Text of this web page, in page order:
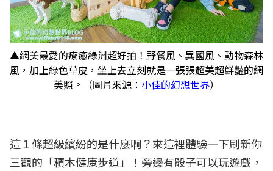
▲網美最愛的療癒綠洲超好拍！野餐風、異國風、動物森林
風，加上綠色草皮，坐上去立刻就是一張張超美超鮮豔的網
美照。（圖片來源： 小佳的幻想世界）
這１條超級繽紛的是什麼啊？來這裡體驗一下刷新你
三觀的「積木健康步道」！旁邊有骰子可以玩遊戲，